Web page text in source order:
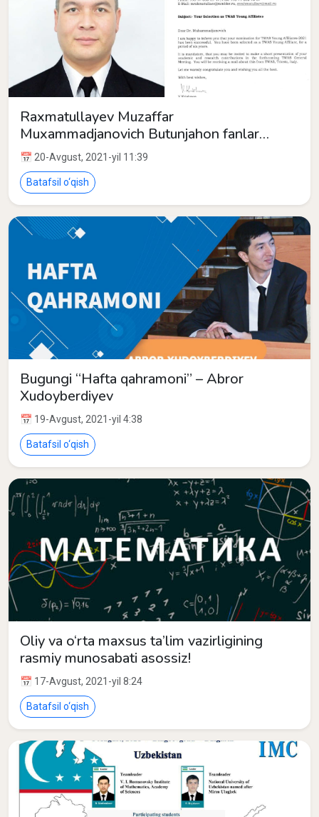
Raxmatullayev Muzaffar
Muxammadjanovich Butunjahon fanlar
akademiyasi (TWAS) ning Yosh olimlar
Kengashi a’zosi
📅 20-Avgust, 2021-yil 11:39
Batafsil o‘qish
Bugungi “Hafta qahramoni” – Abror
Xudoyberdiyev
📅 19-Avgust, 2021-yil 4:38
Batafsil o‘qish
Oliy va o‘rta maxsus ta’lim vazirligining
rasmiy munosabati asossiz!
📅 17-Avgust, 2021-yil 8:24
Batafsil o‘qish